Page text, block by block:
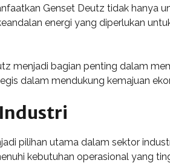
Genset Deutz tidak hanya
energi yang diperlukan
menjadi bagian penting dalam
dalam mendukung kemajuan
pilihan utama dalam sektor
kebutuhan operasional yang